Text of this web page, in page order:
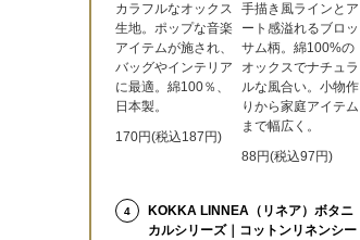
カラフルなオックス
生地。ポップな音楽
アイテムが施され、
バッグやインテリア
に最適。綿100％、
日本製。
170円(税込187円)
手描き風ラインとア
ート感溢れるブロッ
サム柄。綿100%の
オックスでナチュラ
ルな風合い。小物作
りから家庭アイテム
まで幅広く。
88円(税込97円)
4
KOKKA LINNEA（リネア）ボタニ
カルシリーズ｜コットンリネンシー